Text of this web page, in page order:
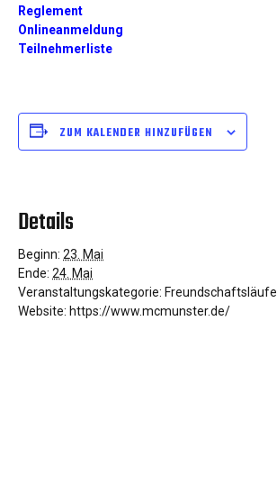
Reglement
Onlineanmeldung
Teilnehmerliste
ZUM KALENDER HINZUFÜGEN
Details
Beginn: 23. Mai
Ende: 24. Mai
Veranstaltungskategorie: Freundschaftsläufe
Website: https://www.mcmunster.de/